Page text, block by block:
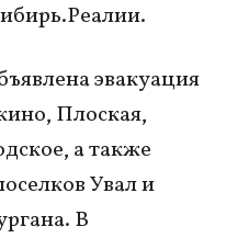
эвакуация
Плоская,
а также
Увал и
В